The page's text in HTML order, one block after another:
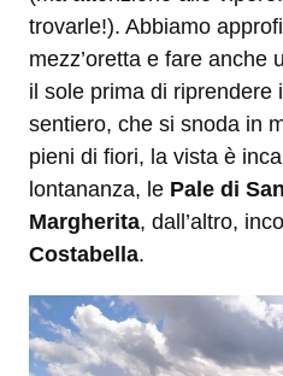
trovarle!). Abbiamo
mezz’oretta e fare anche
il sole prima di riprendere
sentiero, che si snoda in
pieni di fiori, la vista è
lontananza, le Pale di
Margherita, dall’altro,
Costabella.